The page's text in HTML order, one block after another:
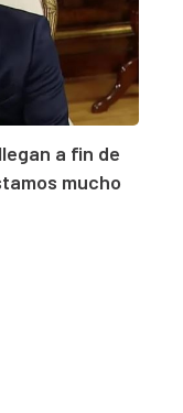
a fin de
mucho